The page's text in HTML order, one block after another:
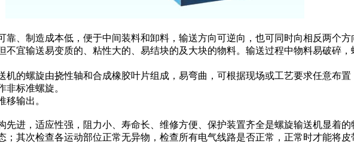
靠、制造成本低，便于中间装料和卸料，输送方向可逆向，也可同时向相反两个
宜输送易变质的、粘性大的、易结块的及大块的物料。输送过程中物料易破碎
机的螺旋由挠性轴和合成橡胶叶片组成，易弯曲，可根据现场或工艺要求任意布
标准螺旋。
输出。
先进，适应性强，阻力小、寿命长、维修方便、保护装置齐全是螺旋输送机显
其次检查各运动部位正常无异物，检查所有电气线路是否正常，正常时才能将